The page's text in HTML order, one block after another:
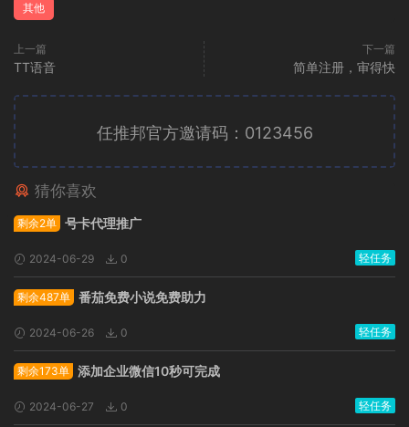
其他
上一篇
TT语音
下一篇
简单注册，审得快
任推邦官方邀请码：0123456
猜你喜欢
剩余2单 号卡代理推广
2024-06-29 0 轻任务
剩余487单 番茄免费小说免费助力
2024-06-26 0 轻任务
剩余173单 添加企业微信10秒可完成
2024-06-27 0 轻任务